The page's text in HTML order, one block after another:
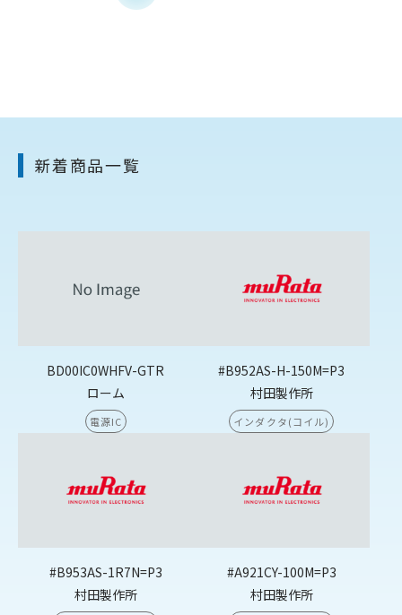
新着商品一覧
BD00IC0WHFV-GTR
ローム
電源IC
#B952AS-H-150M=P3
村田製作所
インダクタ(コイル)
#B953AS-1R7N=P3
村田製作所
#A921CY-100M=P3
村田製作所